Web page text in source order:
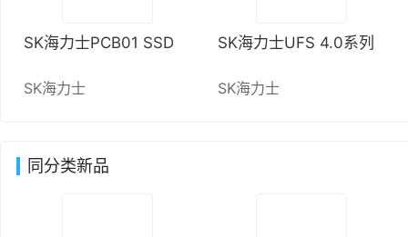
SK海力士PCB01 SSD
SK海力士
SK海力士UFS 4.0系列
SK海力士
同分类新品